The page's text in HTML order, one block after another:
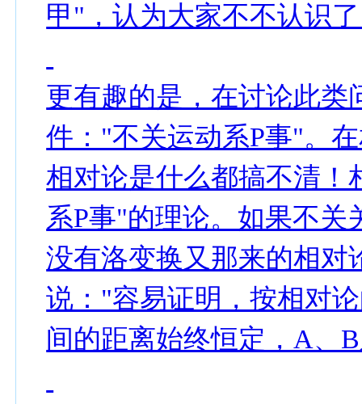
甲"，认为大家不不认识
更有趣的是，在讨论此类
件："不关运动系P事"。
相对论是什么都搞不清！
系P事"的理论。如果不关
没有洛变换又那来的相对
说："容易证明，按相对
间的距离始终恒定，A、